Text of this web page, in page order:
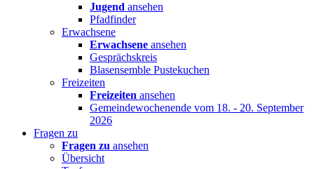
Jugend ansehen
Pfadfinder
Erwachsene
Erwachsene ansehen
Gesprächskreis
Blasensemble Pustekuchen
Freizeiten
Freizeiten ansehen
Gemeindewochenende vom 18. - 20. September
2026
Fragen zu
Fragen zu ansehen
Übersicht